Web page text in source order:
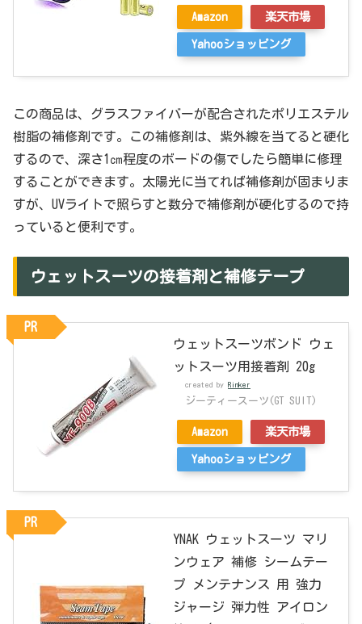
Amazon 楽天市場
Yahooショッピング
この商品は、グラスファイバーが配合されたポリエステル
樹脂の補修剤です。この補修剤は、紫外線を当てると硬化
するので、深さ1㎝程度のボードの傷でしたら簡単に修理
することができます。太陽光に当てれば補修剤が固まりま
すが、UVライトで照らすと数分で補修剤が硬化するので持
っていると便利です。
ウェットスーツの接着剤と補修テープ
ウェットスーツボンド ウェ
ットスーツ用接着剤 20g
created by Rinker
ジーティースーツ(GT SUIT)
Amazon 楽天市場
Yahooショッピング
PR
YNAK ウェットスーツ マリ
ンウェア 補修 シームテー
プ メンテナンス 用 強力
ジャージ 弾力性 アイロン
PR